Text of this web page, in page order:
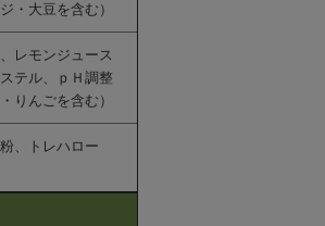
・大豆を含む）
レモンジュース
テル、ｐＨ調整
りんごを含む）
、トレハロー